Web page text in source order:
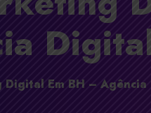
Em BH –